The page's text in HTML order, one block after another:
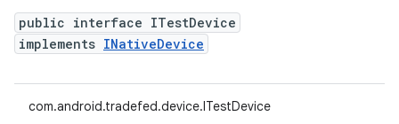
public interface ITestDevice
implements INativeDevice
com.android.tradefed.device.ITestDevice